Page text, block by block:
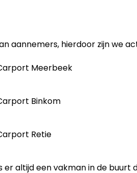
aannemers, hierdoor zijn we
Meerbeek
Binkom
Retie
altijd een vakman in de buurt